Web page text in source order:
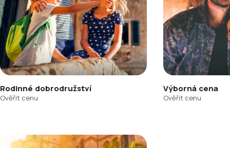
Rodinné dobrodružství
Ověřit cenu
Výborná cena
Ověřit cenu